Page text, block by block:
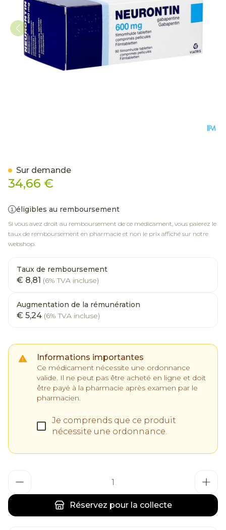
34,66 €
éligibles au remboursement
Si vous avez droit au remboursement de ce médicament, vous paierez le
taux de remboursement en pharmacie et non le prix affiché sur notre
webshop.
Taux de remboursement
€ 8,81 (6% TVA incluse)
Augmentation de la rémunération
€ 5,24 (6% TVA incluse)
Informations importantes
Ce médicament nécessite une ordonnance
valide. Il ne peut pas être acheté en ligne et doit
être payé à la pharmacie après examen par le
pharmacien.
Je comprends que ce produit
nécessite une ordonnance.
Réservez pour la collecte
Sur demande